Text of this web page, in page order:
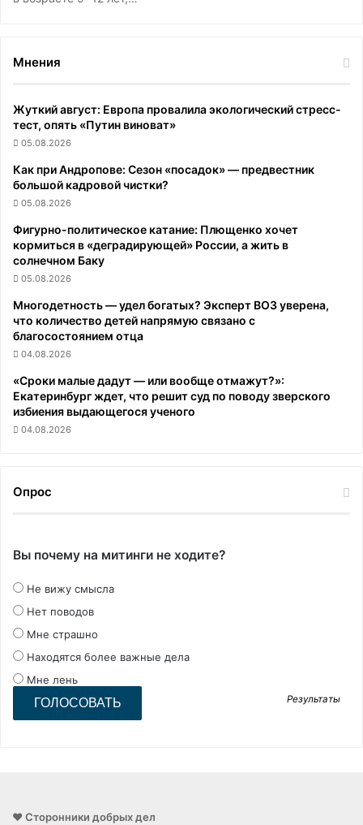
Мнения
Жуткий август: Европа провалила экологический стресс-
тест, опять «Путин виноват»
05.08.2026
Как при Андропове: Сезон «посадок» — предвестник
большой кадровой чистки?
05.08.2026
Фигурно-политическое катание: Плющенко хочет
кормиться в «деградирующей» России, а жить в
солнечном Баку
05.08.2026
Многодетность — удел богатых? Эксперт ВОЗ уверена,
что количество детей напрямую связано с
благосостоянием отца
04.08.2026
«Сроки малые дадут — или вообще отмажут?»:
Екатеринбург ждет, что решит суд по поводу зверского
избиения выдающегося ученого
04.08.2026
Опрос
Вы почему на митинги не ходите?
Не вижу смысла
Нет поводов
Мне страшно
Находятся более важные дела
Мне лень
Результаты
❤️ Сторонники добрых дел